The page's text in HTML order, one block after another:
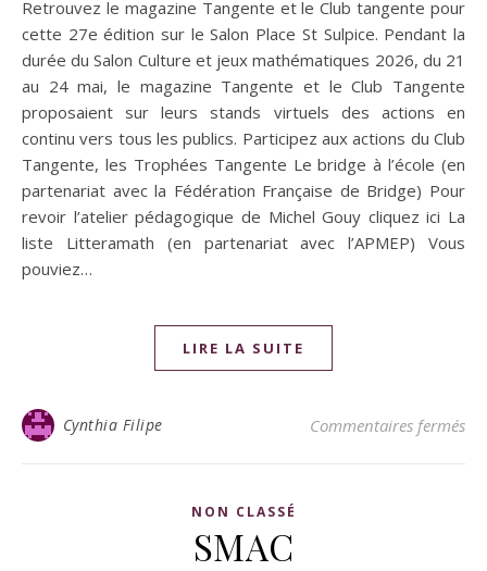
Retrouvez le magazine Tangente et le Club tangente pour
cette 27e édition sur le Salon Place St Sulpice. Pendant la
durée du Salon Culture et jeux mathématiques 2026, du 21
au 24 mai, le magazine Tangente et le Club Tangente
proposaient sur leurs stands virtuels des actions en
continu vers tous les publics. Participez aux actions du Club
Tangente, les Trophées Tangente Le bridge à l’école (en
partenariat avec la Fédération Française de Bridge) Pour
revoir l’atelier pédagogique de Michel Gouy cliquez ici La
liste Litteramath (en partenariat avec l’APMEP) Vous
pouviez…
LIRE LA SUITE
Cynthia Filipe Commentaires fermés
NON CLASSÉ
SMAC